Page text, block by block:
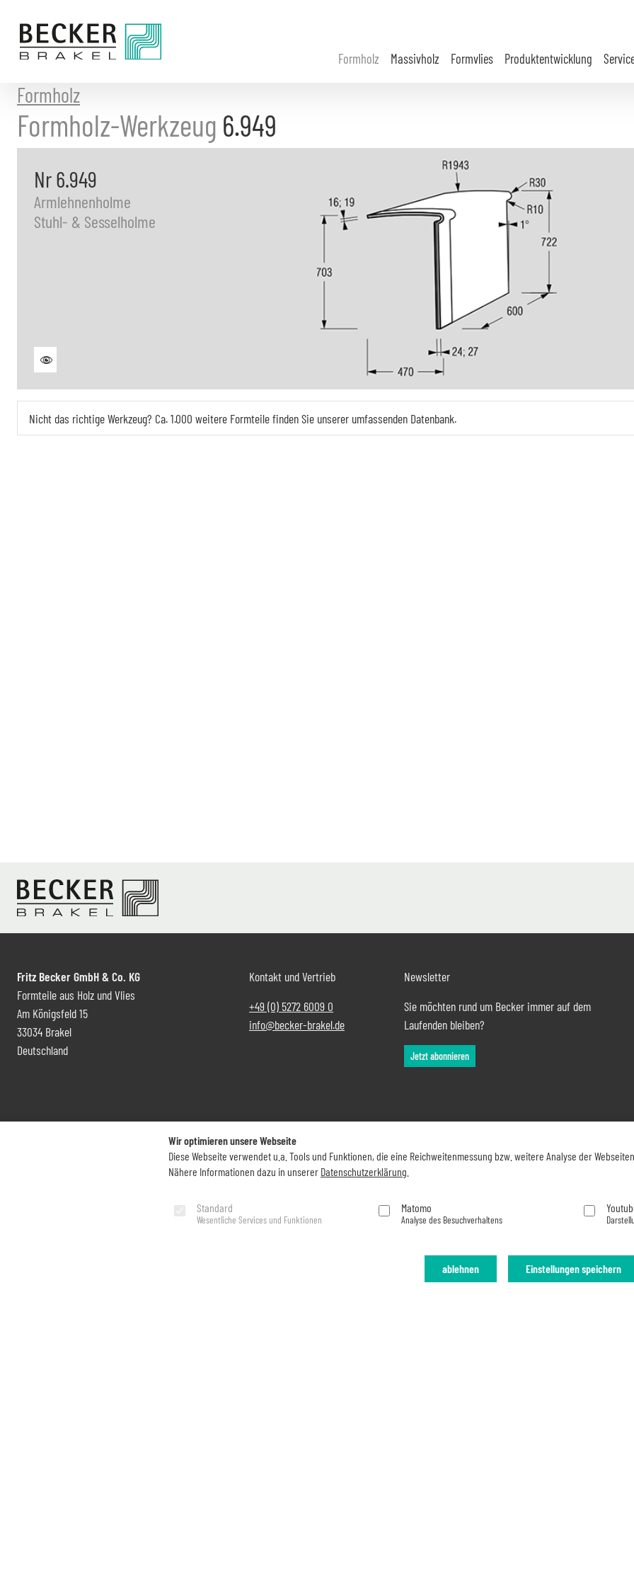
Inhalt
Formholz Massivholz Formvlies Produktentwicklung
Formholz
Formholz-Werkzeug 6.949
Nr 6.949
Armlehnenholme
Stuhl- & Sesselholme
Nicht das richtige Werkzeug? Ca. 1.000 weitere Formteile finden Sie unserer umfassenden Datenbank.
Fritz Becker GmbH & Co. KG
Formteile aus Holz und Vlies
Am Königsfeld 15
33034 Brakel
Deutschland
Kontakt und Vertrieb
+49 (0) 5272 6009 0
info@becker-brakel.de
Newsletter
Sie möchten rund um Becker immer auf dem
Laufenden bleiben?
Jetzt abonnieren
Wir optimieren unsere Webseite
Diese Webseite verwendet u.a. Tools und Funktionen, die eine Reichweitenmessung bzw. weitere Analyse der
Nähere Informationen dazu in unserer Datenschutzerklärung
Standard
Wesentliche Services und Funktionen
Matomo
Analyse des Besuchverhaltens
Einstellungen speichern
ablehnen